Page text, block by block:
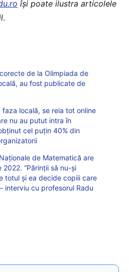
îşi poate ilustra articolele
.
de la Olimpiada de
au fost publicate de
locală, se reia tot online
nu au putut intra în
cel puțin 40% din
de Matematică are
“Părinții să nu-și
totul și ea decide copiii care
interviu cu profesorul Radu